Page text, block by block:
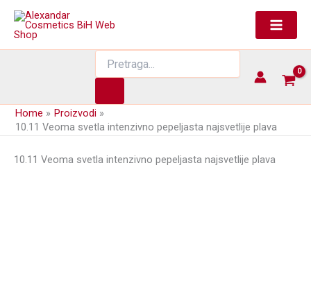
Skip
content
search
Home
Proizvodi
10.11 Veoma svetla intenzivno pepeljasta najsvetlije plava
10.11 Veoma svetla intenzivno pepeljasta najsvetlije plava